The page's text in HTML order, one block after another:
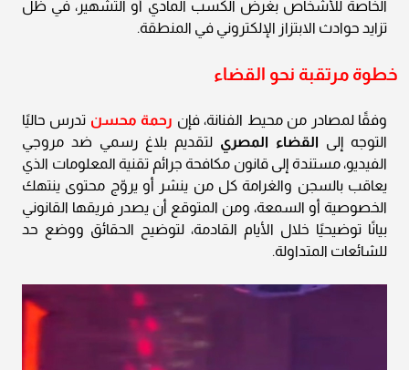
الخاصة للأشخاص بغرض الكسب المادي أو التشهير، في ظل
تزايد حوادث الابتزاز الإلكتروني في المنطقة.
خطوة مرتقبة نحو القضاء
وفقًا لمصادر من محيط الفنانة، فإن رحمة محسن تدرس حاليًا
التوجه إلى القضاء المصري لتقديم بلاغ رسمي ضد مروجي
الفيديو، مستندة إلى قانون مكافحة جرائم تقنية المعلومات الذي
يعاقب بالسجن والغرامة كل من ينشر أو يروّج محتوى ينتهك
الخصوصية أو السمعة، ومن المتوقع أن يصدر فريقها القانوني
بيانًا توضيحيًا خلال الأيام القادمة، لتوضيح الحقائق ووضع حد
للشائعات المتداولة.